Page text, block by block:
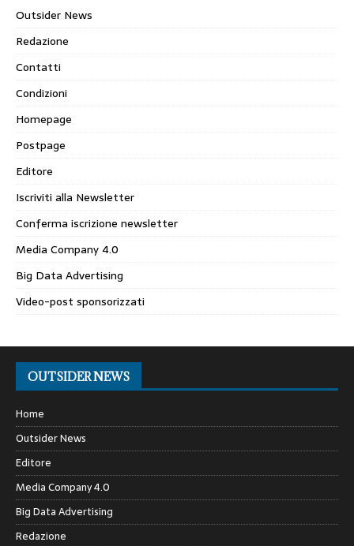
Outsider News
Redazione
Contatti
Condizioni
Homepage
Postpage
Editore
Iscriviti alla Newsletter
Conferma iscrizione newsletter
Media Company 4.0
Big Data Advertising
Video-post sponsorizzati
OUTSIDER NEWS
Home
Outsider News
Editore
Media Company 4.0
Big Data Advertising
Redazione